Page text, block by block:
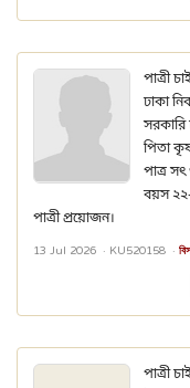
পাত্রী
ঢাকা
সরকারি
পিতা
পাত্র সৎ
বয়স ২২-
পাত্রী প্রয়োজন।
13 Jul 2026 · KU520158 ·
পাত্রী